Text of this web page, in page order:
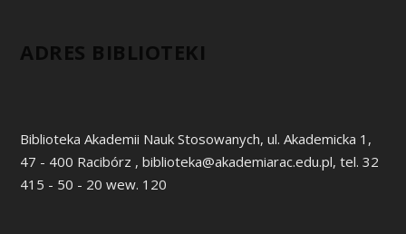
ADRES BIBLIOTEKI
Biblioteka Akademii Nauk Stosowanych, ul. Akademicka 1,
47 - 400 Racibórz , biblioteka@akademiarac.edu.pl, tel. 32
415 - 50 - 20 wew. 120